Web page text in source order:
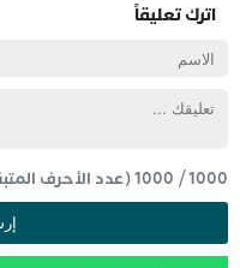
اترك تعليقاً
1000
/
1000(عدد الأحرف